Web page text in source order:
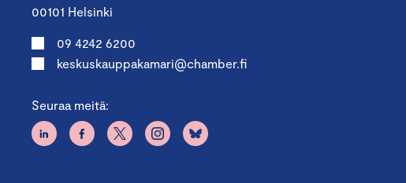
00101 Helsinki
09 4242 6200
keskuskauppakamari@chamber.fi
Seuraa meitä: